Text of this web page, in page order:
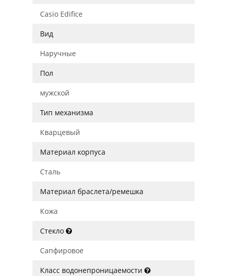
Casio Edifice
Вид
Наручные
Пол
мужской
Тип механизма
Кварцевый
Материал корпуса
Сталь
Материал браслета/ремешка
Кожа
Стекло
Сапфировое
Класс водонепроницаемости